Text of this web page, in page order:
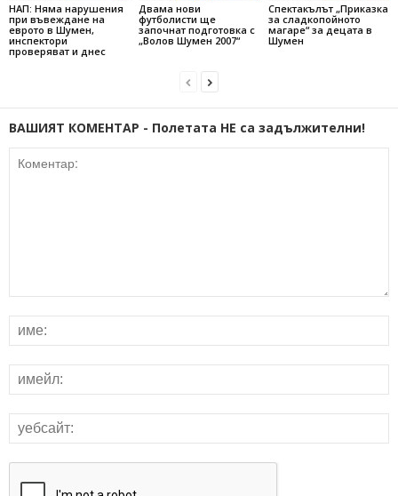
НАП: Няма нарушения
при въвеждане на
еврото в Шумен,
инспектори
проверяват и днес
Двама нови
футболисти ще
започнат подготовка с
„Волов Шумен 2007“
Спектакълът „Приказка
за сладкопойното
магаре“ за децата в
Шумен
ВАШИЯТ КОМЕНТАР - Полетата НЕ са задължителни!